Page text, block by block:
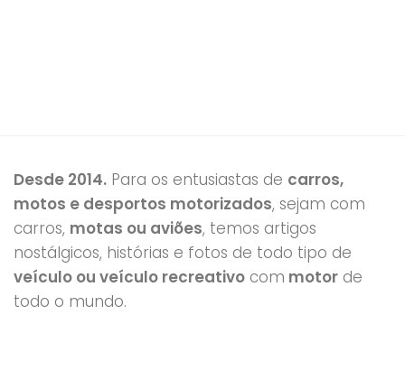
Desde 2014. Para os entusiastas de carros,
motos e desportos motorizados, sejam com
carros, motas ou aviões, temos artigos
nostálgicos, histórias e fotos de todo tipo de
veículo ou veículo recreativo com motor de
todo o mundo.